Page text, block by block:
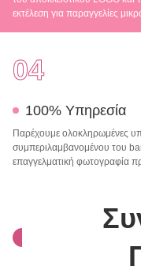
εκτέλεση για παραγγελίες
04
100% Υπηρεσία
Παρέχουμε ολοκληρωμένες
συμπεριλαμβανομένου του
επαγγελματική φωτογραφία